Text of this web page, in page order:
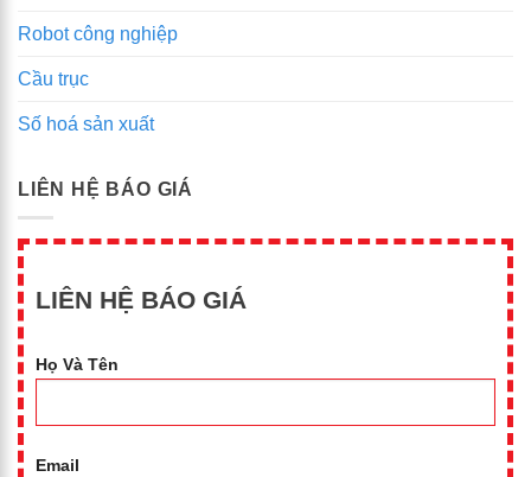
Robot công nghiệp
Cầu trục
Số hoá sản xuất
LIÊN HỆ BÁO GIÁ
LIÊN HỆ BÁO GIÁ
Họ Và Tên
Email